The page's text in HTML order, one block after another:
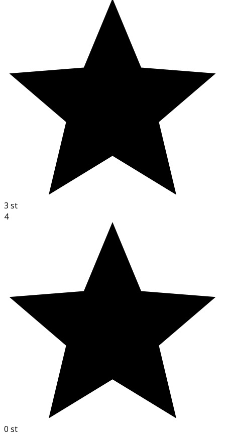
3 st
4
0 st